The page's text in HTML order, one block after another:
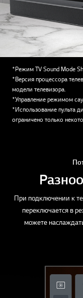
*Режим TV Sound Mode
*Версия процессора
модели телевизора.
*Управление режимом
*Использование пульта
ограничено только
При подключении к
переключается в
можете